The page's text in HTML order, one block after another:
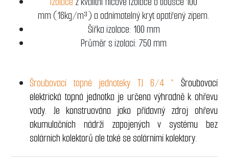
mm (16kg/m³) a odnímatelný kryt opatřený zipem.
Šířka izolace: 100 mm
Průměr s izolací: 750 mm
Šroubovací topné jednoteky TJ 6/4 “ Šroubovací
elektrická topná jednotka je určena výhradně k ohřevu
vody. Je konstruována jako přídavný zdroj ohřevu
akumulačních nádrží zapojených v systému bez
solárních kolektorů ale také se solárními kolektory.